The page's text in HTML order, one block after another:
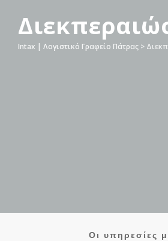
Intax | Λογιστικό Γραφείο Πάτρας >
Οι υπηρεσίες